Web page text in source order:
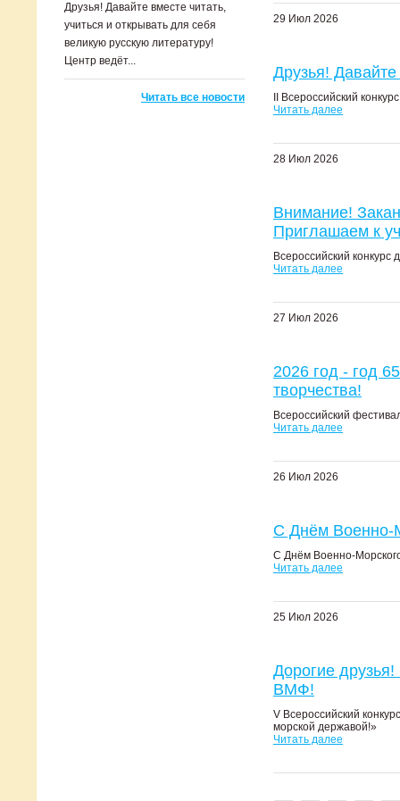
Друзья! Давайте вместе читать,
учиться и открывать для себя
великую русскую литературу!
Центр ведёт...
Читать все новости
29 Июл 2026
Друзья! Давайте
II Всероссийский
Читать далее
28 Июл 2026
Внимание!
Приглашаем к
Всероссийский конкурс
Читать далее
27 Июл 2026
2026 год - год
творчества!
Всероссийский
Читать далее
26 Июл 2026
С Днём Военно-
С Днём Военно-
Читать далее
25 Июл 2026
Дорогие
ВМФ!
V Всероссийский
морской державой!»
Читать далее
Страницы